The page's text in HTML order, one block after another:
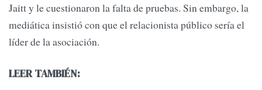
Jaitt y le cuestionaron la falta de pruebas. Sin embargo, la
mediática insistió con que el relacionista público sería el
líder de la asociación.
LEER TAMBIÉN: